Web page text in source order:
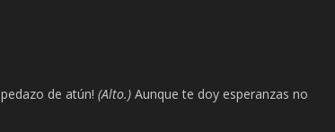
pedazo de atún! (Alto.) Aunque te doy esperanzas no